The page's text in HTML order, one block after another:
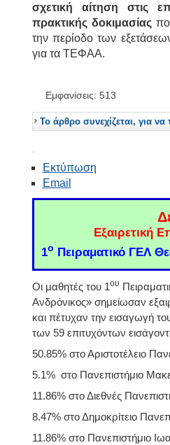
σχετική αίτηση στις
πρακτικής δοκιμασίας
την περίοδο των
για τα ΤΕΦΑΑ.
Εμφανίσεις: 513
Το άρθρο συνεχίζεται, για
Εκτύπωση
Email
Εξαιρετική
1ο Πειραματικό ΓΕΛ
Οι μαθητές του 1ου
Ανδρόνικος» σημείωσαν
και πέτυχαν την εισαγωγή
των 59 επιτυχόντων
50.85% στο Αριστοτέλειο
5.1% στο Πανεπιστήμιο
11.86% στο Διεθνές
8.47% στο Δημοκρίτειο
11.86% στο Πανεπιστήμιο